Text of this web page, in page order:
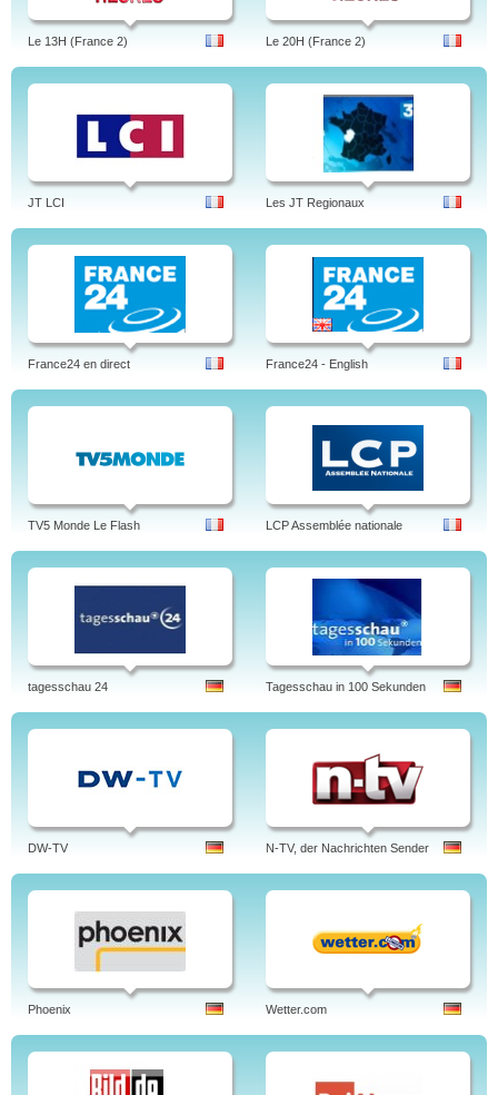
Le 13H (France 2) Le 20H (France 2)
JT LCI Les JT Regionaux
France24 en direct France24 - English
TV5 Monde Le Flash LCP Assemblée nationale
tagesschau 24 Tagesschau in 100 Sekunden
DW-TV N-TV, der Nachrichten Sender
Phoenix Wetter.com